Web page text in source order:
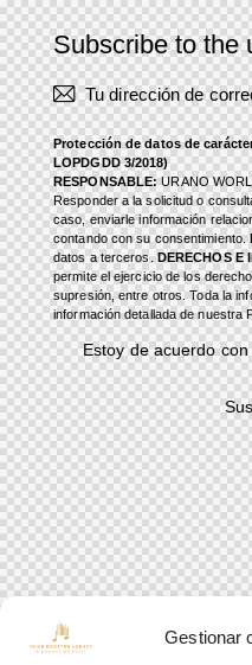
Gestionar
Subscribe to the
Protección de datos de
LOPDGDD 3/2018)
RESPONSABLE:URANO
Responder a la solicitud o
caso, enviarle información
contando con su consentimiento.
datos a terceros.DERECHOS E
permite el ejercicio de los
supresión, entre otros. Toda la
información detallada de nuestra
Estoy de acuerdo